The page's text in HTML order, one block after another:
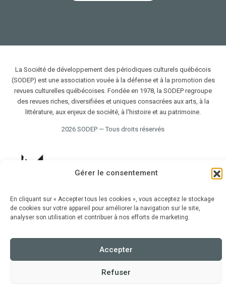
Gérer le consentement
En cliquant sur « Accepter tous les cookies », vous acceptez le stockage
de cookies sur votre appareil pour améliorer la navigation sur le site,
analyser son utilisation et contribuer à nos efforts de marketing.
Accepter
Refuser
La Société de développement des périodiques culturels québécois
(SODEP) est une association vouée à la défense et à la promotion des
revues culturelles québécoises. Fondée en 1978, la SODEP regroupe
des revues riches, diversifiées et uniques consacrées aux arts, à la
littérature, aux enjeux de société, à l'histoire et au patrimoine.
2026 SODEP — Tous droits réservés